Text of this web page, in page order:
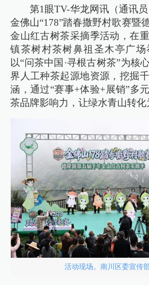
第1眼TV-华龙网讯（通讯
金佛山“178”踏春撒野村歌赛暨
金山红古树茶采摘季活动，在
镇茶树村茶树鼻祖圣木亭广
以“问茶中国·寻根古树茶”为核
界人工种茶起源地资源，挖掘
涵，通过“赛事+体验+展销”多
茶品牌影响力，让绿水青山转化
活动现场。南川区委宣传